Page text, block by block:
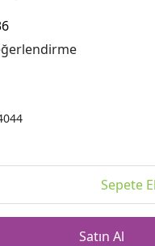
Sepete
Satın Al